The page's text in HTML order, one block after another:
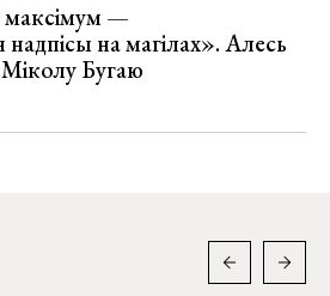
максімум —
на магілах». Алесь
Міколу Бугаю